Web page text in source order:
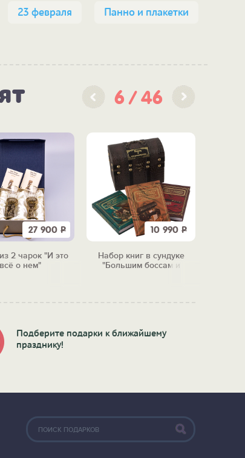
23 февраля
Панно и плакетки
6 46
27 900 Р
2 чарок "И это
всё о нем"
10 990 Р
Набор книг в сундуке
"Большим боссам и
Подберите подарки к ближайшему
празднику!